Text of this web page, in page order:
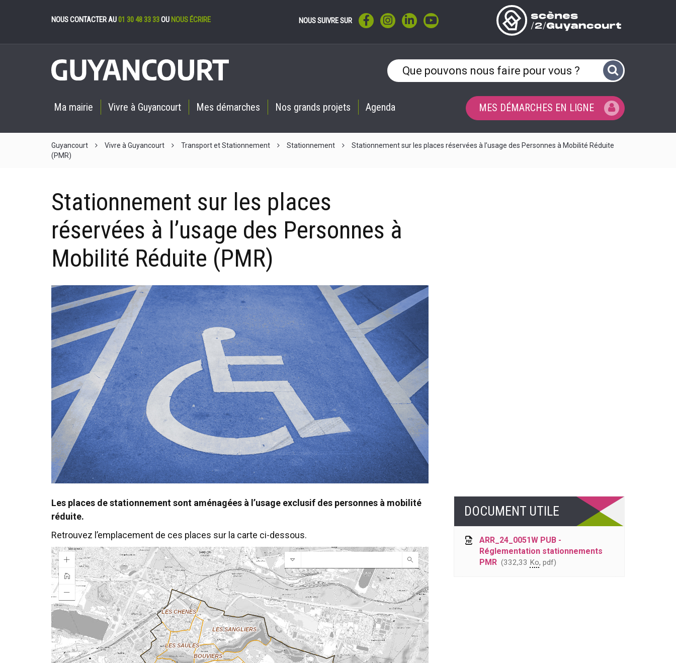
NOUS CONTACTER AU01 30 48 33 33OU NOUS ÉCRIRE NOUS SUIVRE SUR LIEN VERS LE COMPTE FACEBOOK
LIEN VERS LE COMPTE INSTAGRAM
LIEN VERS LE COMPTE LINKEDIN
LIEN VERS LA CHAÎNE YOUTUBE
Ma mairie Vivre à Guyancourt Mes démarches Nos grands projets Agenda MES DÉMARCHES EN LIGNE (OUVERTURE
Guyancourt Vivre à Guyancourt Transport et Stationnement Stationnement
Stationnement sur les places réservées à l’usage des Personnes à Mobilité Réduite
(PMR)
Stationnement sur les places
réservées à l’usage des Personnes à
Mobilité Réduite (PMR)
Les places de stationnement sont aménagées à l’usage exclusif des personnes à mobilité
réduite.
Retrouvez l’emplacement de ces places sur la carte ci-dessous.
DOCUMENT UTILE
ARR_24_0051W PUB -
Réglementation stationnements
PMR
332,33 Ko, pdf